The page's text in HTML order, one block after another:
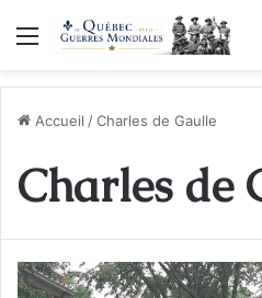
Menu
Accueil /Charles de Gaulle
Charles de